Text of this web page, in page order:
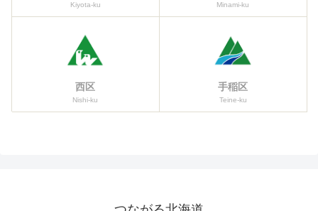
Kiyota-ku Minami-ku
西区
Nishi-ku
手稲区
Teine-ku